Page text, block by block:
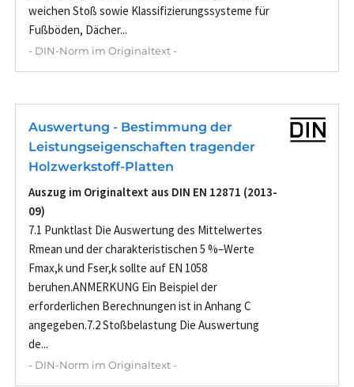
weichen Stoß sowie Klassifizierungssysteme für
Fußböden, Dächer...
- DIN-Norm im Originaltext -
Auswertung - Bestimmung der
Leistungseigenschaften tragender
Holzwerkstoff-Platten
Auszug im Originaltext aus DIN EN 12871 (2013-
09)
7.1 Punktlast Die Auswertung des Mittelwertes
Rmean und der charakteristischen 5 %–Werte
Fmax,k und Fser,k sollte auf EN 1058
beruhen.ANMERKUNG Ein Beispiel der
erforderlichen Berechnungen ist in Anhang C
angegeben.7.2 Stoßbelastung Die Auswertung
de...
- DIN-Norm im Originaltext -